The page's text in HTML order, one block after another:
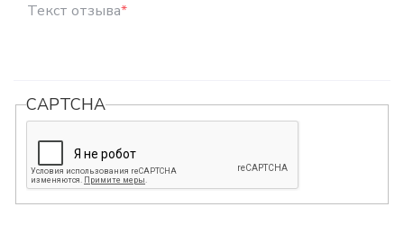
Текст отзыва*
CAPTCHA